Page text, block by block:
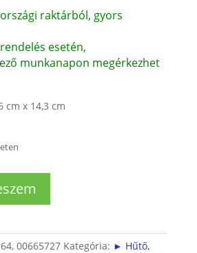
raktárból, gyors
esetén,
munkanapon megérkezhet
cm x 14,3 cm
00665727 Kategória: ► Hűtő,